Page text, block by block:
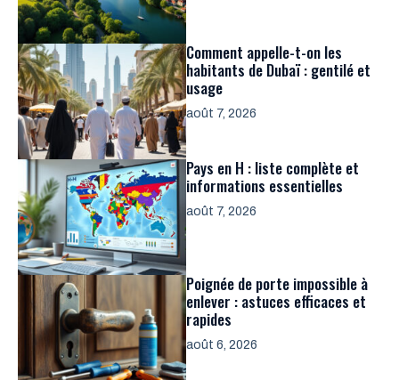
Comment appelle-t-on les
habitants de Dubaï : gentilé et
usage
août 7, 2026
Pays en H : liste complète et
informations essentielles
août 7, 2026
Poignée de porte impossible à
enlever : astuces efficaces et
rapides
août 6, 2026